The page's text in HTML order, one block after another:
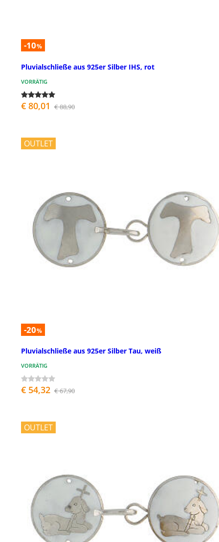
-10%
Pluvialschließe aus 925er Silber IHS, rot
VORRÄTIG
€ 80,01 € 88,90
OUTLET
-20%
Pluvialschließe aus 925er Silber Tau, weiß
VORRÄTIG
€ 54,32 € 67,90
OUTLET